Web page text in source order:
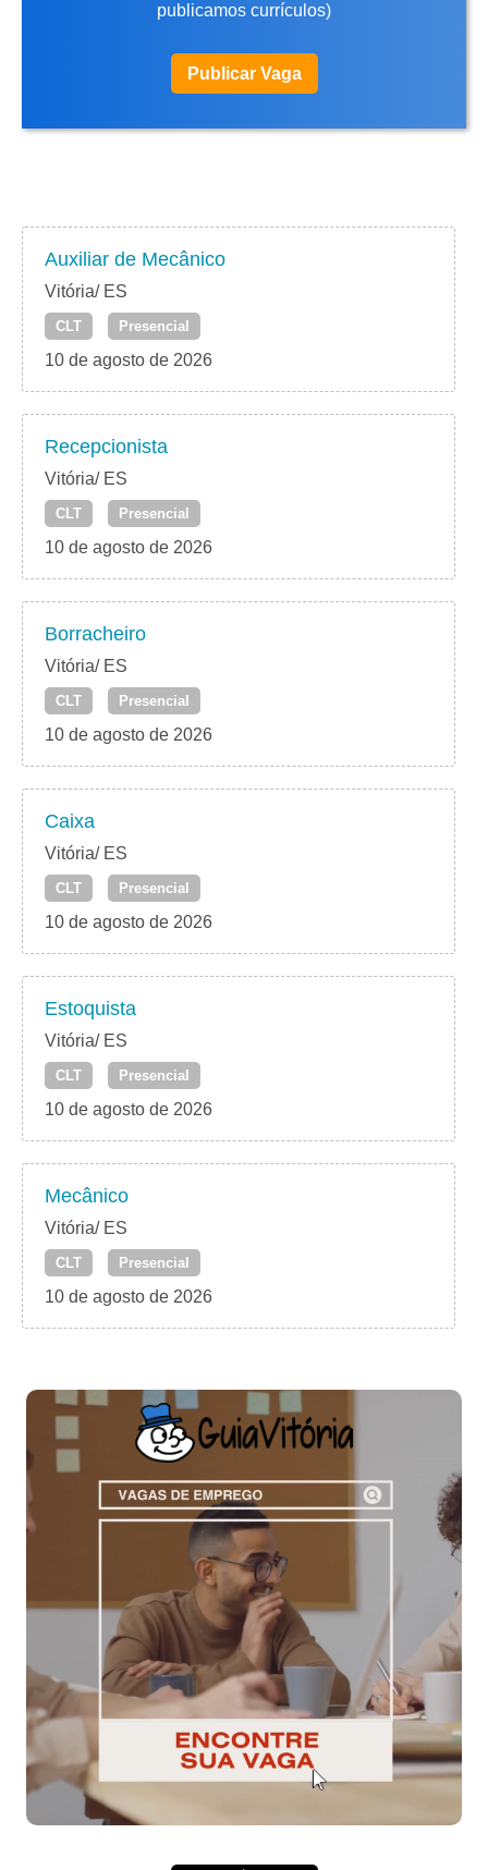
publicamos currículos)
Publicar Vaga
Auxiliar de Mecânico
Vitória/ ES
CLT Presencial
10 de agosto de 2026
Recepcionista
Vitória/ ES
CLT Presencial
10 de agosto de 2026
Borracheiro
Vitória/ ES
CLT Presencial
10 de agosto de 2026
Caixa
Vitória/ ES
CLT Presencial
10 de agosto de 2026
Estoquista
Vitória/ ES
CLT Presencial
10 de agosto de 2026
Mecânico
Vitória/ ES
CLT Presencial
10 de agosto de 2026